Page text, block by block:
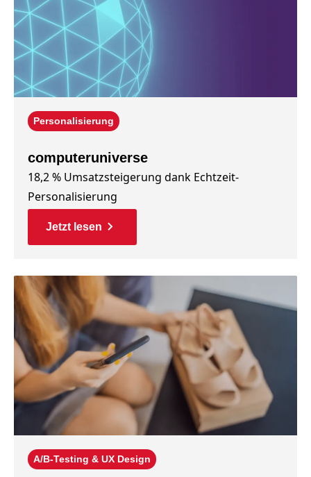
Personalisierung
computeruniverse
18,2 % Umsatzsteigerung dank Echtzeit-
Personalisierung
Jetzt lesen
A/B-Testing & UX Design